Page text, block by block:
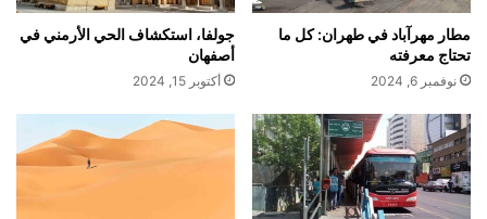
مطار مهرآباد في طهران: كل ما
تحتاج معرفته
نوفمبر 6, 2024
جولفا، استكشاف الحي الأرمني في
أصفهان
أكتوبر 15, 2024